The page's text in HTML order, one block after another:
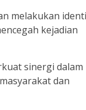
melakukan
kejadian
sinergi dalam
dan